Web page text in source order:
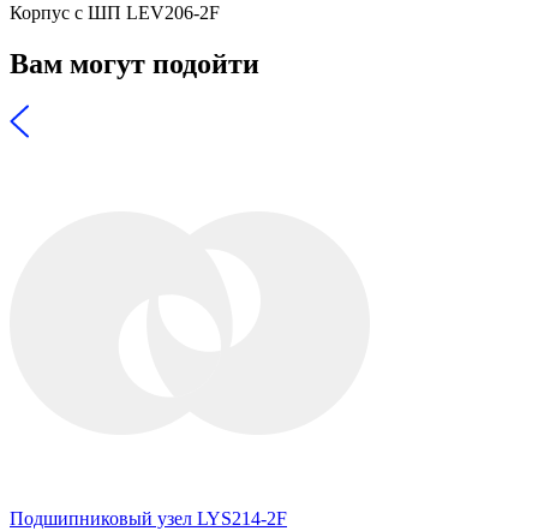
Корпус с ШП LEV206-2F
Вам могут подойти
Подшипниковый узел LYS214-2F